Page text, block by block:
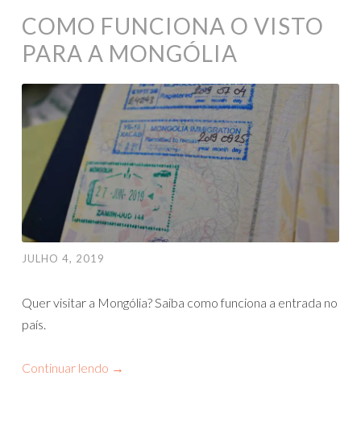
COMO FUNCIONA O VISTO
PARA A MONGÓLIA
JULHO 4, 2019
Quer visitar a Mongólia? Saiba como funciona a entrada no
país.
Continuar lendo →